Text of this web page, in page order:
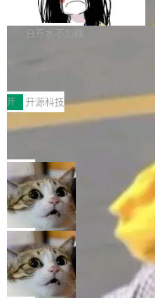
维基百科的替代方案。Lawfare
热门页面还是低关注度页面，均
erceptor…五六步之后才能看到
本。 Solon 换了个方式。整个
支持 UPDATE、MERGE
erg V3
Apache Doris 4.1 要补齐的，正
半。在已有查询能力的基础上，
常维护操作，并完整支持 Iceberg
白开水不加糖
村国家自主创新示范区会议中心
由中关村智联软件服务业质量创
“智构可信·质创未来——AI原生时
式”为主题，直面AI从实验室走
的核心质量命题。会上，《2026
工具选型手册》发布，Testin云
nt智能测试系统入选AI测试领域
O而言，这提示了一个转变：AI
工具升级为企业的质量基础设施
现实 过去两年，CIO们的焦虑清
一是如何让大模型和智能体应用
向生产，二是如何让测试团队跟
开 开源科技
让非法状态不可表示：一篇关
有一种东西，一旦用过就回不去
eev 管它叫"软件设计的基石"。
鲜——代数数据类型（ADT），
（sum type）。但他说清楚了一
型系统的学术体操，是日常编码
章从一个简单的例子切入。一个
设置，如果用布尔值 + 可空字
ean 表示是否可切换，nullable
色方案、深色方案——会产生大
局
Cloudflare 开源内部企业 AI
dflare OS
Cloudflare 发布了一个开源项目
S。如果你只看官方博客，你会
个"AI 知识库 + 聊天机器人"——
做，没什么新鲜的。 但 Kenton
r 上把事情说清楚了： 今天我们
局
Deno 团队开源 Celld，可自
布式 Durable Objects
Ryan Dahl 领导的 Deno 团队推